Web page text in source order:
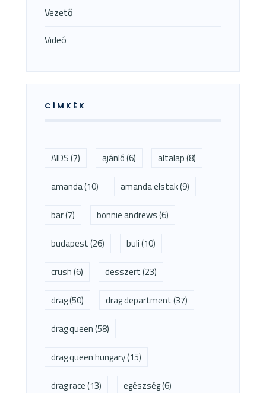
Vezető
Videó
CÍMKÉK
AIDS(7) ajánló(6) altalap(8)
amanda(10) amanda elstak(9)
bar(7) bonnie andrews(6)
budapest(26) buli(10)
crush(6) desszert(23)
drag(50) drag department(37)
drag queen(58)
drag queen hungary(15)
drag race(13) egészség(6)